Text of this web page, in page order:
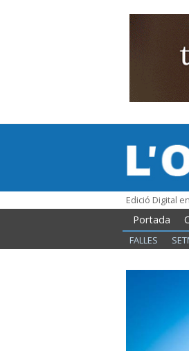
Edició Digital
Portada
FALLES